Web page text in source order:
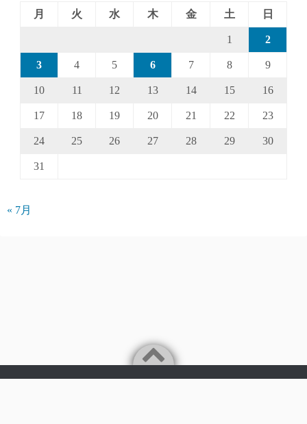
月
火 水 木 金 土 日
1 2
3 4 5 6 7 8 9
10 11 12 13 14 15 16
17 18 19 20 21 22 23
24 25 26 27 28 29 30
31
« 7月